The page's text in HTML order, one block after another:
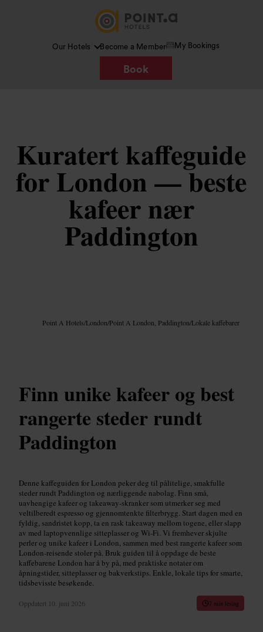
Our Hotels Become a Member My Bookings
Book
Kuratert kaffeguide
for London — beste
kafeer nær
Paddington
Point A Hotels/London/Point A London, Paddington/Lokale kaffebarer
Finn unike kafeer og best
rangerte steder rundt
Paddington
Denne kaffeguiden for London peker deg til pålitelige, smakfulle
steder rundt Paddington og nærliggende nabolag. Finn små,
uavhengige kafeer og takeaway-skranker som utmerker seg med
veltilberedt espresso og gjennomtenkte filterbrygg. Start dagen med en
fyldig, sandristet kopp, ta en rask takeaway mellom togene, eller slapp
av med laptopvennlige sitteplasser og Wi-Fi. Vi fremhever skjulte
perler og unike kafeer i London, sammen med best rangerte kafeer som
London-reisende stoler på. Bruk guiden til å oppdage de beste
kaffebarene London har å by på, med praktiske notater om
åpningstider, sitteplasser og bakverkstips. Enkle, lokale tips for smarte,
tidsbevisste besøkende.
Oppdatert 10. juni 2026 7 min lesing